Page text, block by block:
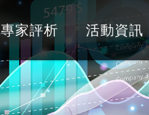
專家評析 活動資訊